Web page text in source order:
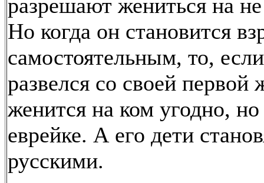
разрешают жениться на
Но когда он становится
самостоятельным, то,
развелся со своей первой
женится на ком угодно,
еврейке. А его дети
русскими.